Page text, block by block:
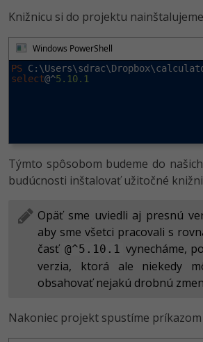
Knižnicu si do projektu
Windows PowerShell
PS
select@^5.10.1
Týmto spôsobom budeme do
budúcnosti inštalovať užitočné
Opäť sme uviedli aj presnú
aby sme všetci pracovali s
časť @^5.10.1 vynecháme,
verzia, ktorá ale niekedy
obsahovať nejakú drobnú
Nakoniec projekt spustíme príkazom